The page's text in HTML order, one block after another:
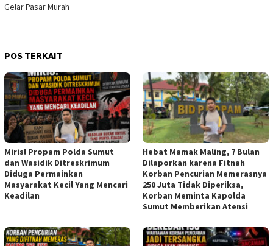
Gelar Pasar Murah
POS TERKAIT
Miris! Propam Polda Sumut
dan Wasidik Ditreskrimum
Diduga Permainkan
Masyarakat Kecil Yang Mencari
Keadilan
Hebat Mamak Maling, 7 Bulan
Dilaporkan karena Fitnah
Korban Pencurian Memerasnya
250 Juta Tidak Diperiksa,
Korban Meminta Kapolda
Sumut Memberikan Atensi